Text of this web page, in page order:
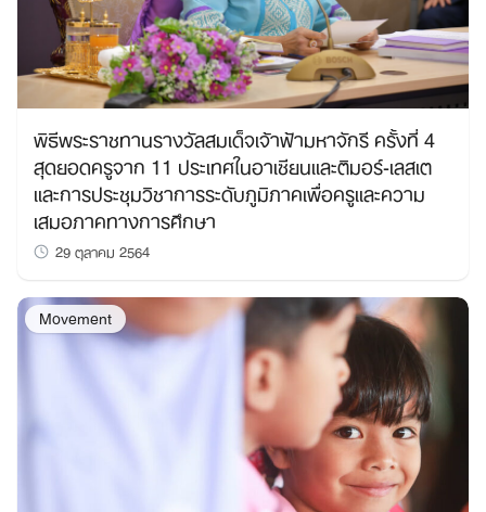
พิธีพระราชทานรางวัลสมเด็จเจ้าฟ้ามหาจักรี ครั้งที่ 4
สุดยอดครูจาก 11 ประเทศในอาเซียนและติมอร์-เลสเต
และการประชุมวิชาการระดับภูมิภาคเพื่อครูและความ
เสมอภาคทางการศึกษา
29 ตุลาคม 2564
Movement